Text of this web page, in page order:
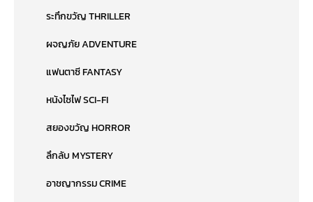
ระทึกขวัญ THRILLER
ผจญภัย ADVENTURE
แฟนตาซี FANTASY
หนังไซไฟ SCI-FI
สยองขวัญ HORROR
ลึกลับ MYSTERY
อาชญากรรม CRIME